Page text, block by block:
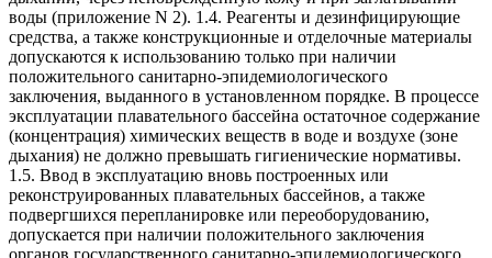
воды (приложение N 2). 1.4. Реагенты и дезинфицирующие
средства, а также конструкционные и отделочные материалы
допускаются к использованию только при наличии
положительного санитарно-эпидемиологического
заключения, выданного в установленном порядке. В процессе
эксплуатации плавательного бассейна остаточное содержание
(концентрация) химических веществ в воде и воздухе (зоне
дыхания) не должно превышать гигиенические нормативы.
1.5. Ввод в эксплуатацию вновь построенных или
реконструированных плавательных бассейнов, а также
подвергшихся перепланировке или переоборудованию,
допускается при наличии положительного заключения
органов государственного санитарно-эпидемиологического